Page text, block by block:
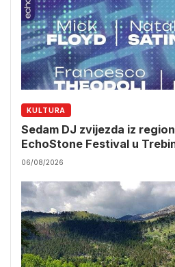
KULTURA
Sedam DJ zvijezda iz
EchoStone Festival u
06/08/2026